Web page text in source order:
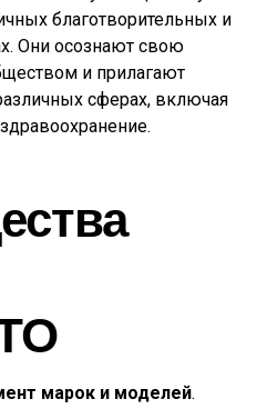
благотворительных и
Они осознают свою
и прилагают
сферах, включая
марок и моделей.